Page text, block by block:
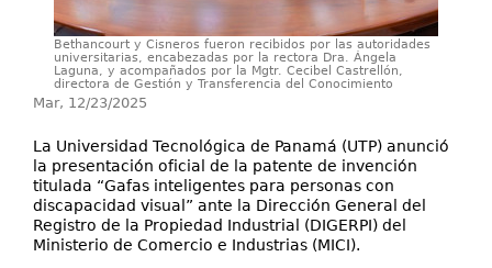
Bethancourt y Cisneros fueron recibidos por las autoridades
universitarias, encabezadas por la rectora Dra. Ángela
Laguna, y acompañados por la Mgtr. Cecibel Castrellón,
directora de Gestión y Transferencia del Conocimiento
Mar, 12/23/2025
La Universidad Tecnológica de Panamá (UTP) anunció
la presentación oficial de la patente de invención
titulada “Gafas inteligentes para personas con
discapacidad visual” ante la Dirección General del
Registro de la Propiedad Industrial (DIGERPI) del
Ministerio de Comercio e Industrias (MICI).